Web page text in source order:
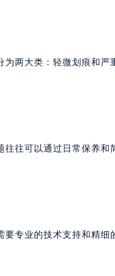
为两大类：轻微划痕和严
往往可以通过日常保养和
要专业的技术支持和精细